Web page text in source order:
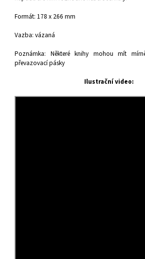
Formát: 178 x 266 mm
Vazba: vázaná
Poznámka: Některé knihy mohou mít
převazovací pásky
Ilustrační video: